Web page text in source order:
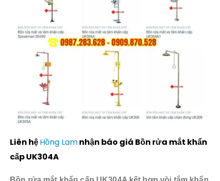
Liên hệHồng Lamnhận báo giá Bồn rửa mắt khẩn
cấp UK304A